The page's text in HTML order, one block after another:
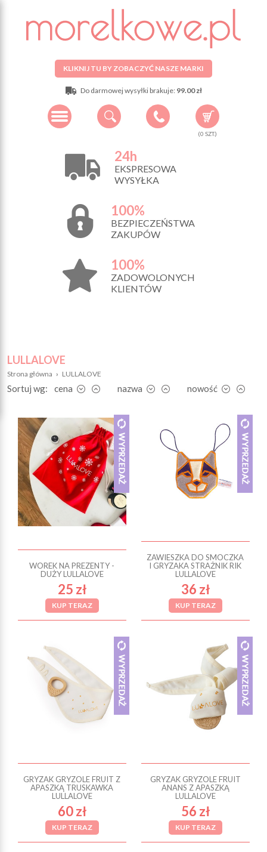
KLIKNIJ TU BY ZOBACZYĆ NASZE MARKI
Do darmowej wysyłki brakuje: 99.00 zł
(0 SZT.)
24h
EKSPRESOWA
WYSYŁKA
100%
BEZPIECZEŃSTWA
ZAKUPÓW
100%
ZADOWOLONYCH
KLIENTÓW
LULLALOVE
Strona główna › LULLALOVE
Sortuj wg: cena nazwa nowość
WOREK NA PREZENTY -
DUŻY LULLALOVE
25 zł
KUP TERAZ
ZAWIESZKA DO SMOCZKA
I GRYZAKA STRAŻNIK RIK
LULLALOVE
36 zł
KUP TERAZ
GRYZAK GRYZOLE FRUIT Z
APASZKĄ TRUSKAWKA
LULLALOVE
60 zł
KUP TERAZ
GRYZAK GRYZOLE FRUIT
ANANS Z APASZKĄ
LULLALOVE
56 zł
KUP TERAZ